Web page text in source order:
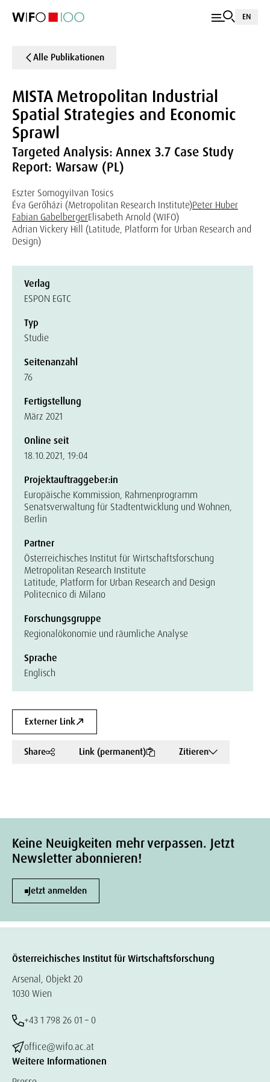
EN
Alle Publikationen
MISTA Metropolitan Industrial
Spatial Strategies and Economic
Sprawl
Targeted Analysis: Annex 3.7 Case Study
Report: Warsaw (PL)
Eszter SomogyiIvan Tosics
Éva Gerőházi (Metropolitan Research Institute)Peter Huber
Fabian GabelbergerElisabeth Arnold (WIFO)
Adrian Vickery Hill (Latitude, Platform for Urban Research and
Design)
Verlag
ESPON EGTC
Typ
Studie
Seitenanzahl
76
Fertigstellung
März 2021
Online seit
18.10.2021, 19:04
Projektauftraggeber:in
Europäische Kommission, Rahmenprogramm
Senatsverwaltung für Stadtentwicklung und Wohnen,
Berlin
Partner
Österreichisches Institut für Wirtschaftsforschung
Metropolitan Research Institute
Latitude, Platform for Urban Research and Design
Politecnico di Milano
Forschungsgruppe
Regionalökonomie und räumliche Analyse
Sprache
Englisch
Externer Link
Share Link (permanent) Zitieren
Keine Neuigkeiten mehr verpassen. Jetzt
Newsletter abonnieren!
Jetzt anmelden
Österreichisches Institut für Wirtschaftsforschung
Arsenal, Objekt 20
1030 Wien
+43 1 798 26 01 – 0
office@wifo.ac.at
Weitere Informationen